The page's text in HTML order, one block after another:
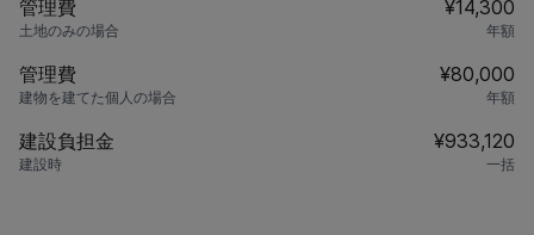
管理費
土地のみの場合
¥14,300
年額
管理費
建物を建てた個人の場合
¥80,000
年額
建設負担金
建設時
¥933,120
一括